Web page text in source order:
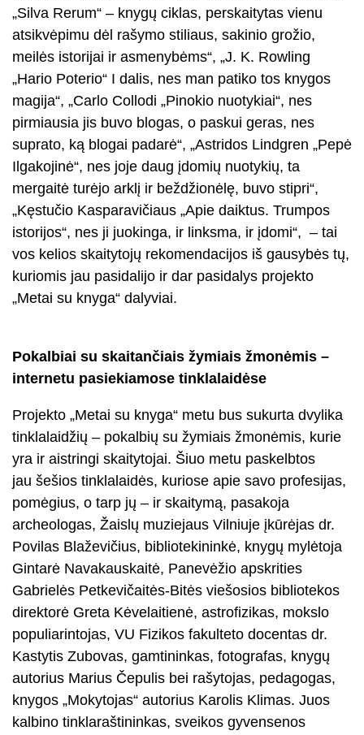
„Silva Rerum“ – knygų ciklas, perskaitytas vienu
atsikvėpimu dėl rašymo stiliaus, sakinio grožio,
meilės istorijai ir asmenybėms“, „J. K. Rowling
„Hario Poterio“ I dalis, nes man patiko tos knygos
magija“, „Carlo Collodi „Pinokio nuotykiai“, nes
pirmiausia jis buvo blogas, o paskui geras, nes
suprato, ką blogai padarė“, „Astridos Lindgren „Pepė
Ilgakojinė“, nes joje daug įdomių nuotykių, ta
mergaitė turėjo arklį ir beždžionėlę, buvo stipri“,
„Kęstučio Kasparavičiaus „Apie daiktus. Trumpos
istorijos“, nes ji juokinga, ir linksma, ir įdomi“, – tai
vos kelios skaitytojų rekomendacijos iš gausybės tų,
kuriomis jau pasidalijo ir dar pasidalys projekto
„Metai su knyga“ dalyviai.
Pokalbiai su skaitančiais žymiais žmonėmis –
internetu pasiekiamose tinklalaidėse
Projekto „Metai su knyga“ metu bus sukurta dvylika
tinklalaidžių – pokalbių su žymiais žmonėmis, kurie
yra ir aistringi skaitytojai. Šiuo metu paskelbtos
jau šešios tinklalaidės, kuriose apie savo profesijas,
pomėgius, o tarp jų – ir skaitymą, pasakoja
archeologas, Žaislų muziejaus Vilniuje įkūrėjas dr.
Povilas Blaževičius, bibliotekininkė, knygų mylėtoja
Gintarė Navakauskaitė, Panevėžio apskrities
Gabrielės Petkevičaitės-Bitės viešosios bibliotekos
direktorė Greta Kėvelaitienė, astrofizikas, mokslo
populiarintojas, VU Fizikos fakulteto docentas dr.
Kastytis Zubovas, gamtininkas, fotografas, knygų
autorius Marius Čepulis bei rašytojas, pedagogas,
knygos „Mokytojas“ autorius Karolis Klimas. Juos
kalbino tinklaraštininkas, sveikos gyvensenos